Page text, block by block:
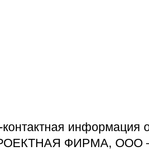
контактная
ФИРМА, ООО –